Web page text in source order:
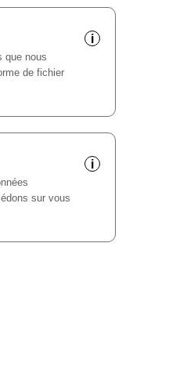
i
que nous
de fichier
i
sur vous